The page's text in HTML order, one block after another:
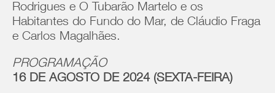
Rodrigues e O Tubarão Martelo e os
Habitantes do Fundo do Mar, de Cláudio Fraga
e Carlos Magalhães.
PROGRAMAÇÃO
16 DE AGOSTO DE 2024 (SEXTA-FEIRA)